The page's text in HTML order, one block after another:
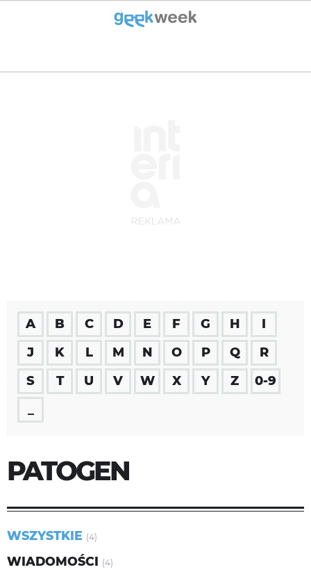
A B C D E F G H
I
J
K L M N O P Q
R
S
T U V W X Y Z
0-9
PATOGEN
WSZYSTKIE (4)
WIADOMOŚCI (4)